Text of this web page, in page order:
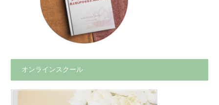
オンラインスクール